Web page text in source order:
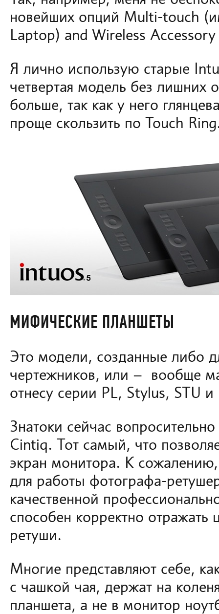
новейших опций Multi-touch
Laptop) and Wireless
Я лично использую старые
четвертая модель без лишних
больше, так как у него
проще скользить по Touch
МИФИЧЕСКИЕ ПЛАНШЕТЫ
Это модели, созданные либо
чертежников, или – вообще
отнесу серии PL, Stylus, STU
Знатоки сейчас
Cintiq. Тот самый, что
экран монитора. К
для работы фотографа-
качественной
способен корректно отражать
ретуши.
Многие представляют себе,
с чашкой чая, держат на
планшета, а не в монитор